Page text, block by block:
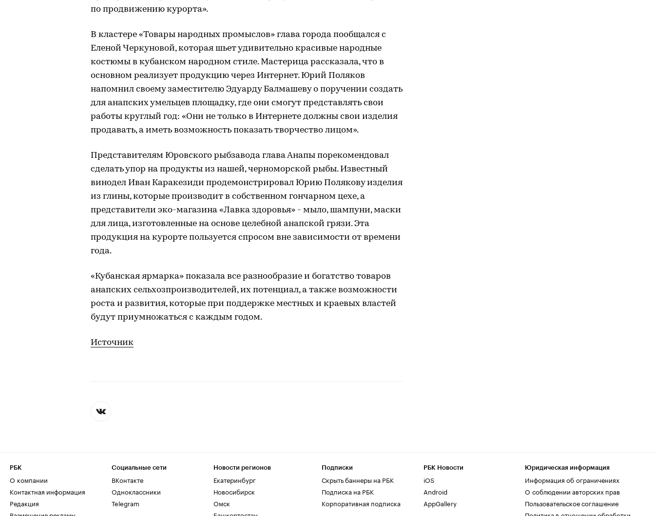
по продвижению курорта».
В кластере «Товары народных промыслов» глава города пообщался с
Еленой Черкуновой, которая шьет удивительно красивые народные
костюмы в кубанском народном стиле. Мастерица рассказала, что в
основном реализует продукцию через Интернет. Юрий Поляков
напомнил своему заместителю Эдуарду Балмашеву о поручении создать
для анапских умельцев площадку, где они смогут представлять свои
работы круглый год: «Они не только в Интернете должны свои изделия
продавать, а иметь возможность показать творчество лицом».
Представителям Юровского рыбзавода глава Анапы порекомендовал
сделать упор на продукты из нашей, черноморской рыбы. Известный
винодел Иван Каракезиди продемонстрировал Юрию Полякову изделия
из глины, которые производит в собственном гончарном цехе, а
представители эко-магазина «Лавка здоровья» - мыло, шампуни, маски
для лица, изготовленные на основе целебной анапской грязи. Эта
продукция на курорте пользуется спросом вне зависимости от времени
года.
«Кубанская ярмарка» показала все разнообразие и богатство товаров
анапских сельхозпроизводителей, их потенциал, а также возможности
роста и развития, которые при поддержке местных и краевых властей
будут приумножаться с каждым годом.
Источник
РБК
О компании
Контактная информация
Редакция
Социальные сети
ВКонтакте
Одноклассники
Telegram
Новости регионов
Екатеринбург
Новосибирск
Омск
Подписки
Скрыть баннеры на РБК
Подписка на РБК
Корпоративная подписка
РБК Новости
iOS
Android
AppGallery
Юридическая информация
Информация об ограничениях
О соблюдении авторских прав
Пользовательское соглашение